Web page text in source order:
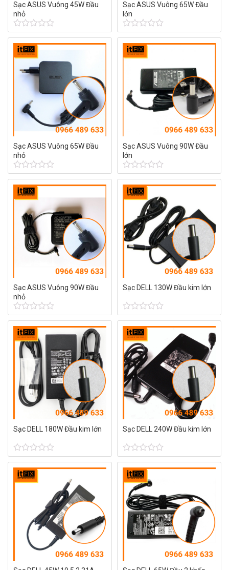
Sạc ASUS Vuông 45W Đầu
nhỏ
Được
xếp
hạng
0
Sạc ASUS Vuông 65W Đầu
lớn
Được
xếp
hạng
0
Sạc ASUS Vuông 65W Đầu
nhỏ
Được
xếp
hạng
0
sao
Sạc ASUS Vuông 90W Đầu
lớn
Được
xếp
hạng
0
Sạc ASUS Vuông 90W Đầu
nhỏ
Được
xếp
hạng
0
sao
Sạc DELL 130W Đầu kim lớn
Được
xếp
hạng
0
5
sao
Sạc DELL 180W Đầu kim lớn
Được
xếp
hạng
0
Sạc DELL 240W Đầu kim lớn
Được
xếp
hạng
0
sao